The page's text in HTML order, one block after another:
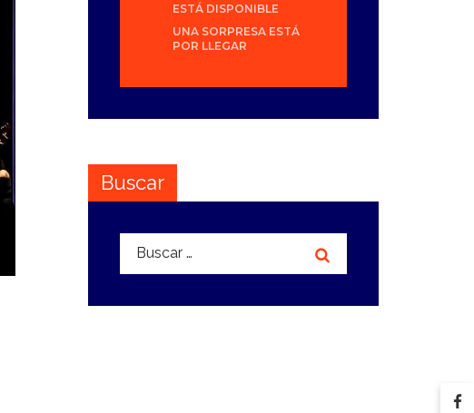
ESTÁ DISPONIBLE
UNA SORPRESA ESTÁ
POR LLEGAR
Buscar
Buscar: